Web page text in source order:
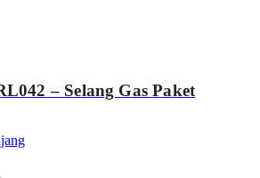
– Selang Gas Paket